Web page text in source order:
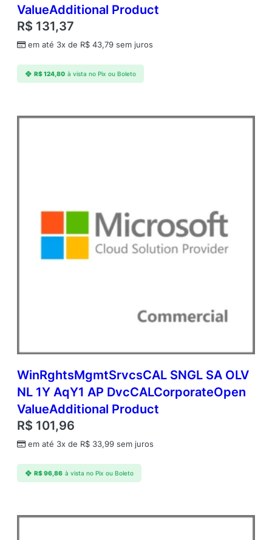
e
ValueAdditional Product
R$ 131,37
em até 3x de R$ 43,79 sem juros
R$124,80 à vista no Pix ou Boleto
WinRghtsMgmtSrvcsCAL SNGL SA OLV
NL 1Y AqY1 AP DvcCALCorporateOpen
ValueAdditional Product
R$ 101,96
em até 3x de R$ 33,99 sem juros
R$96,86 à vista no Pix ou Boleto